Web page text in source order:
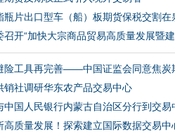
瓶片出口型车（船）板期货保税交割在
召开“加快大宗商品贸易高质量发展暨
险工具再完善——中国证监会同意焦炭
销社调研华东农产品交易中心
中国人民银行内蒙古自治区分行到交易
高质量发展！探索建立国际数据交易中